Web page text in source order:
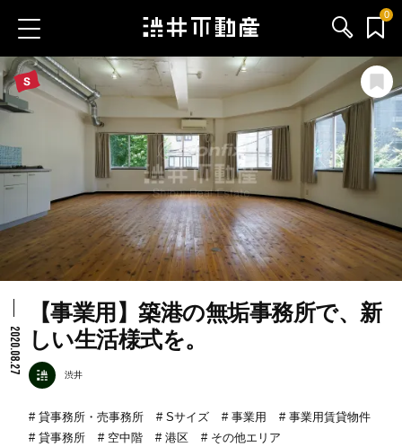
0
お気に入り物件 お問い合わせ
サービス内容
渋井不動産のメンバー
会社情報
2020.08.27
【事業用】築港の無垢事務所で、新
しい生活様式を。
渋井
貸事務所・売事務所 Sサイズ 事業用
事業用賃貸物件
貸事務所
空中階 港区
その他エリア